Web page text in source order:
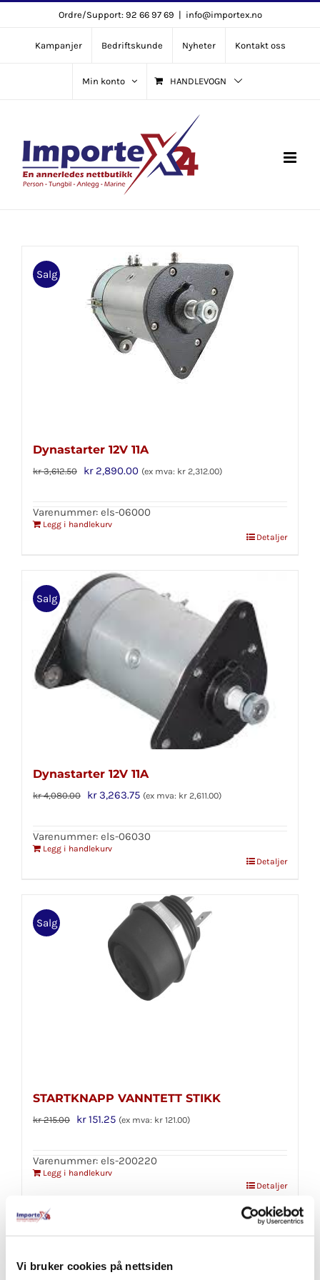
Vi bruker cookies på nettsiden
content
Ordre/Support: 92 66 97 69 | info@importex.no
Kampanjer Bedriftskunde Nyheter Kontakt oss
Min konto HANDLEVOGN
Salg
Dynastarter 12V 11A
kr3,612.50
Opprinnelig
var:
kr 3,612.50.
kr2,890.00Nåværende
er:
(ex mva: kr 2,312.00)
Varenummer: els-06000
Legg i handlekurv
Detaljer
Salg
Dynastarter 12V 11A
kr4,080.00
Opprinnelig
var:
kr 4,080.00.
kr3,263.75Nåværende
er:
(ex mva: kr 2,611.00)
Varenummer: els-06030
Legg i handlekurv
Detaljer
Salg
STARTKNAPP VANNTETT STIKK
kr215.00
Opprinnelig
var:
kr 215.00.
kr151.25Nåværende
er:
(ex mva: kr 121.00)
Varenummer: els-200220
Legg i handlekurv
Detaljer